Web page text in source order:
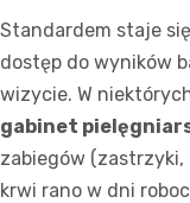
Standardem staje
dostęp do wyników
wizycie. W
gabinet
zabiegów
krwi rano w dni